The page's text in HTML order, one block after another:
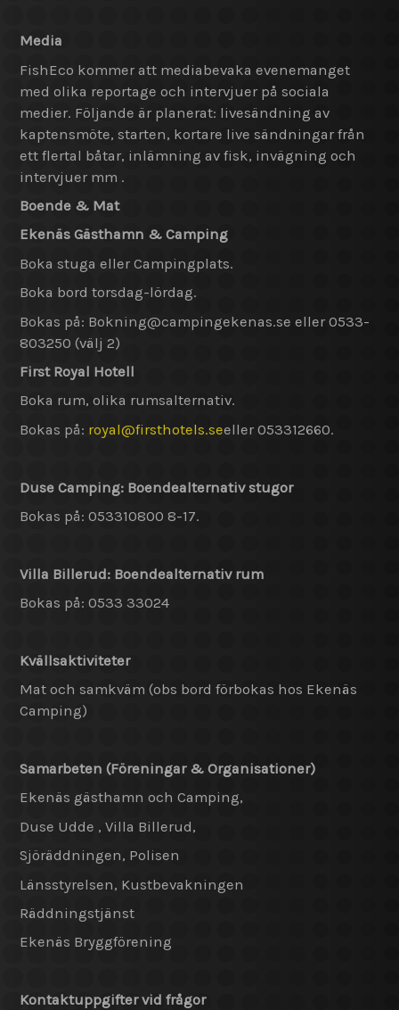
Media
FishEco kommer att mediabevaka evenemanget
med olika reportage och intervjuer på sociala
medier. Följande är planerat: livesändning av
kaptensmöte, starten, kortare live sändningar från
ett flertal båtar, inlämning av fisk, invägning och
intervjuer mm .
Boende & Mat
Ekenäs Gästhamn & Camping
Boka stuga eller Campingplats.
Boka bord torsdag-lördag.
Bokas på: Bokning@campingekenas.se eller 0533-
803250 (välj 2)
First Royal Hotell
Boka rum, olika rumsalternativ.
Bokas på: royal@firsthotels.seeller 053312660.
Duse Camping: Boendealternativ stugor
Bokas på: 053310800 8-17.
Villa Billerud: Boendealternativ rum
Bokas på: 0533 33024
Kvällsaktiviteter
Mat och samkväm (obs bord förbokas hos Ekenäs
Camping)
Samarbeten (Föreningar & Organisationer)
Ekenäs gästhamn och Camping,
Duse Udde , Villa Billerud,
Sjöräddningen, Polisen
Länsstyrelsen, Kustbevakningen
Räddningstjänst
Ekenäs Bryggförening
Kontaktuppgifter vid frågor